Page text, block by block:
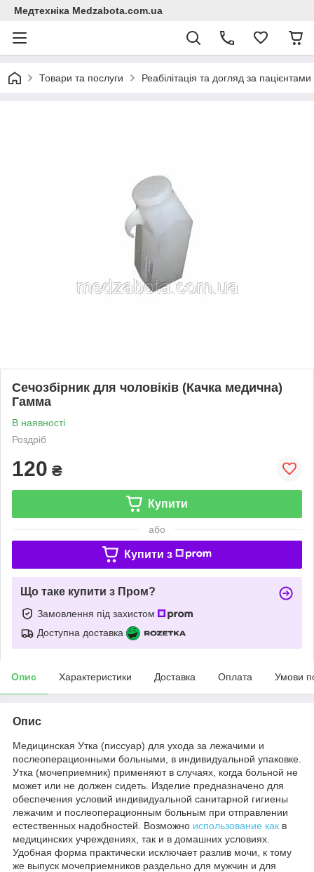
Медтехніка Medzabota.com.ua
Товари та послуги Реабілітація та догляд за пацієнтами
Сечозбірник для чоловіків (Качка медична)
Гамма
В наявності
Роздріб
120 ₴
Купити
або
Купити з
Що таке купити з Пром?
Замовлення під захистом
Доступна доставка
Опис Характеристики Доставка Оплата Умови
Опис
Медицинская Утка (писсуар) для ухода за лежачими и
послеоперационными больными, в индивидуальной упаковке.
Утка (мочеприемник) применяют в случаях, когда больной не
может или не должен сидеть. Изделие предназначено для
обеспечения условий индивидуальной санитарной гигиены
лежачим и послеоперационным больным при отправлении
естественных надобностей. Возможно использование как в
медицинских учреждениях, так и в домашних условиях.
Удобная форма практически исключает разлив мочи, к тому
же выпуск мочеприемников раздельно для мужчин и для